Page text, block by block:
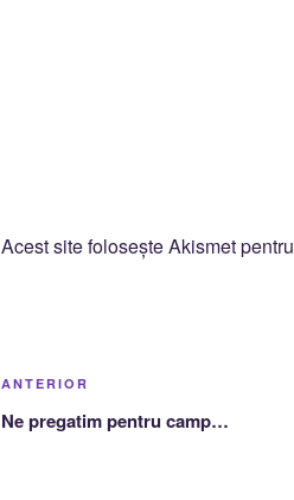
Acest site folosește Akismet
Navigare
în
Articolul
anterior
ANTERIOR
Ne pregatim pentru camp…